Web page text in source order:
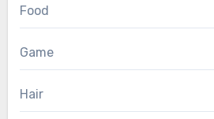
Food
Game
Hair